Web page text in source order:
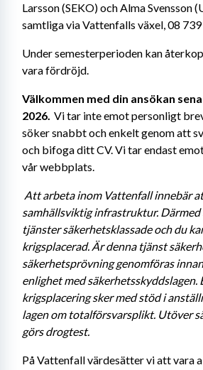
Larsson (SEKO) och Alma Svensson
samtliga via Vattenfalls växel, 08
Under semesterperioden kan
vara fördröjd.
Välkommen med din ansökan
2026. Vi tar inte emot personligt
söker snabbt och enkelt genom att
och bifoga ditt CV.Vi tar endast
vår webbplats.
Att arbeta inom Vattenfall innebär
samhällsviktig infrastruktur. Därmed
tjänster säkerhetsklassade och du
krigsplacerad. Är denna tjänst
säkerhetsprövning genomföras
enlighet med säkerhetsskyddslagen.
krigsplacering sker med stöd i
lagen om totalförsvarsplikt. Utöver
görs drogtest.
På Vattenfall värdesätter vi att vara